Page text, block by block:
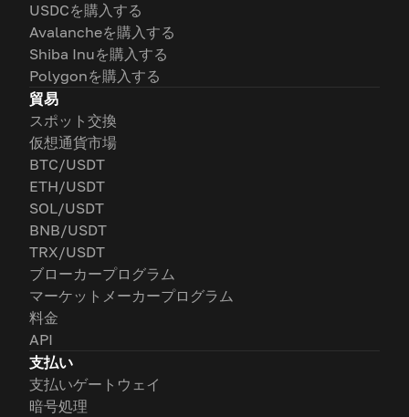
USDCを購入する
Avalancheを購入する
Shiba Inuを購入する
Polygonを購入する
貿易
スポット交換
仮想通貨市場
BTC/USDT
ETH/USDT
SOL/USDT
BNB/USDT
TRX/USDT
ブローカープログラム
マーケットメーカープログラム
料金
API
支払い
支払いゲートウェイ
暗号処理